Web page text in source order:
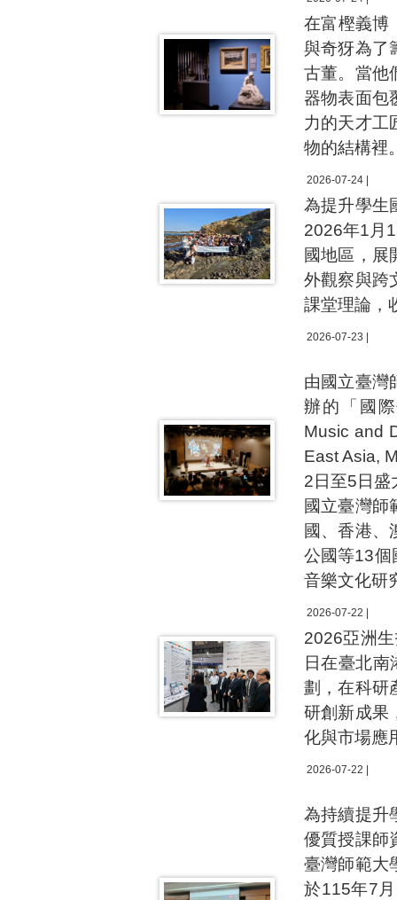
在富樫義博
與奇犽為了
古董。當他
器物表面包
力的天才工
物的結構裡
2026-07-24 |
為提升學生
2026年1月
國地區，展
外觀察與跨
課堂理論，
2026-07-23 |
由國立臺灣
辦的「國
Music and
East Asia,
2日至5日盛
國立臺灣師
國、香港、
公國等13個
音樂文化研
2026-07-22 |
2026亞洲
日在臺北
劃，在科研
研創新成果
化與市場應
2026-07-22 |
為持續提升
優質授課師
臺灣師範大
於115年7